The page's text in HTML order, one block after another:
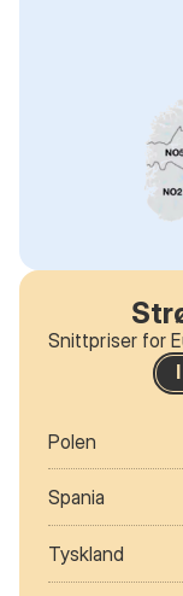
Snittpriser for
Polen
Spania
Tyskland